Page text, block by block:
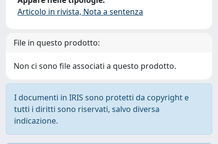
Articolo in rivista, Nota a sentenza
File in questo prodotto:
Non ci sono file associati a questo prodotto.
I documenti in IRIS sono protetti da copyright e
tutti i diritti sono riservati, salvo diversa
indicazione.